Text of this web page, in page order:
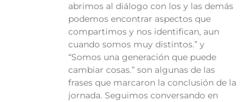
abrimos al diálogo con los y las demás
podemos encontrar aspectos que
compartimos y nos identifican, aun
cuando somos muy distintos.” y
“Somos una generación que puede
cambiar cosas.” son algunas de las
frases que marcaron la conclusión de la
jornada. Seguimos conversando en